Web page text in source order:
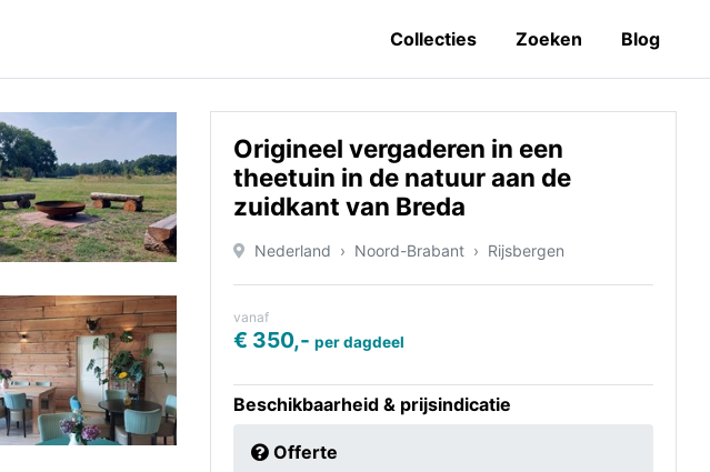
Collecties Zoeken Blog
Origineel vergaderen in een
theetuin in de natuur aan de
zuidkant van Breda
Nederland Noord-Brabant Rijsbergen
vanaf
€ 350,- per dagdeel
Beschikbaarheid & prijsindicatie
Offerte